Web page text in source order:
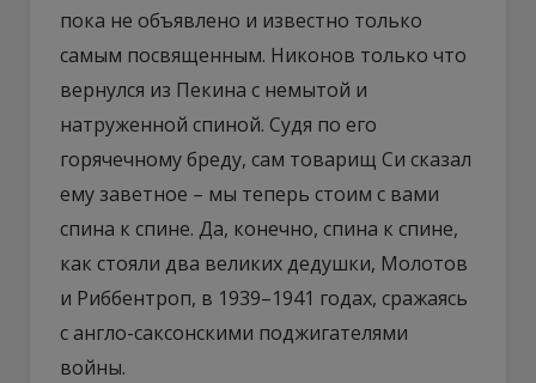
пока не объявлено и известно только
самым посвященным. Никонов только что
вернулся из Пекина с немытой и
натруженной спиной. Судя по его
горячечному бреду, сам товарищ Си сказал
ему заветное – мы теперь стоим с вами
спина к спине. Да, конечно, спина к спине,
как стояли два великих дедушки, Молотов
и Риббентроп, в 1939–1941 годах, сражаясь
с англо-саксонскими поджигателями
войны.